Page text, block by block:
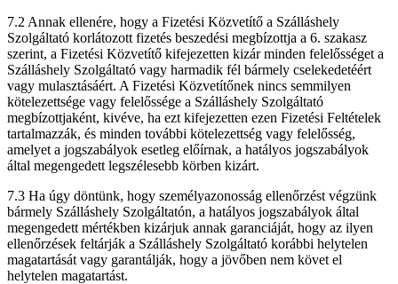
7.2 Annak ellenére, hogy a Fizetési Közvetítő a Szálláshely
Szolgáltató korlátozott fizetés beszedési megbízottja a 6. szakasz
szerint, a Fizetési Közvetítő kifejezetten kizár minden felelősséget a
Szálláshely Szolgáltató vagy harmadik fél bármely cselekedetéért
vagy mulasztásáért. A Fizetési Közvetítőnek nincs semmilyen
kötelezettsége vagy felelőssége a Szálláshely Szolgáltató
megbízottjaként, kivéve, ha ezt kifejezetten ezen Fizetési Feltételek
tartalmazzák, és minden további kötelezettség vagy felelősség,
amelyet a jogszabályok esetleg előírnak, a hatályos jogszabályok
által megengedett legszélesebb körben kizárt.
7.3 Ha úgy döntünk, hogy személyazonosság ellenőrzést végzünk
bármely Szálláshely Szolgáltatón, a hatályos jogszabályok által
megengedett mértékben kizárjuk annak garanciáját, hogy az ilyen
ellenőrzések feltárják a Szálláshely Szolgáltató korábbi helytelen
magatartását vagy garantálják, hogy a jövőben nem követ el
helytelen magatartást.